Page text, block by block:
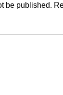
be published.